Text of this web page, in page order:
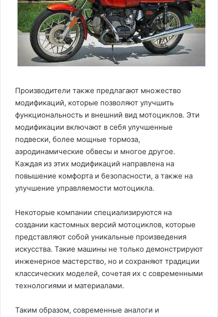
Производители также предлагают множество
модификаций, которые позволяют улучшить
функциональность и внешний вид мотоциклов. Эти
модификации включают в себя улучшенные
подвески, более мощные тормоза,
аэродинамические обвесы и многое другое.
Каждая из этих модификаций направлена на
повышение комфорта и безопасности, а также на
улучшение управляемости мотоцикла.
Некоторые компании специализируются на
создании кастомных версий мотоциклов, которые
представляют собой уникальные произведения
искусства. Такие машины не только демонстрируют
инженерное мастерство, но и сохраняют традиции
классических моделей, сочетая их с современными
технологиями и материалами.
Таким образом, современные аналоги и